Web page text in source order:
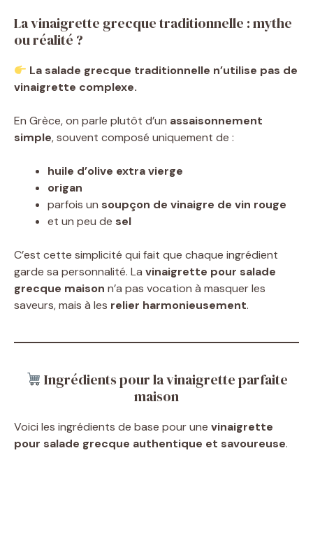
La vinaigrette grecque traditionnelle : mythe
ou réalité ?
La salade grecque traditionnelle n’utilise pas de
vinaigrette complexe.
En Grèce, on parle plutôt d’un assaisonnement
simple, souvent composé uniquement de :
huile d’olive extra vierge
origan
parfois un soupçon de vinaigre de vin rouge
et un peu de sel
C’est cette simplicité qui fait que chaque ingrédient
garde sa personnalité. La vinaigrette pour salade
grecque maison n’a pas vocation à masquer les
saveurs, mais à les relier harmonieusement.
Ingrédients pour la vinaigrette parfaite
maison
Voici les ingrédients de base pour une vinaigrette
pour salade grecque authentique et savoureuse.